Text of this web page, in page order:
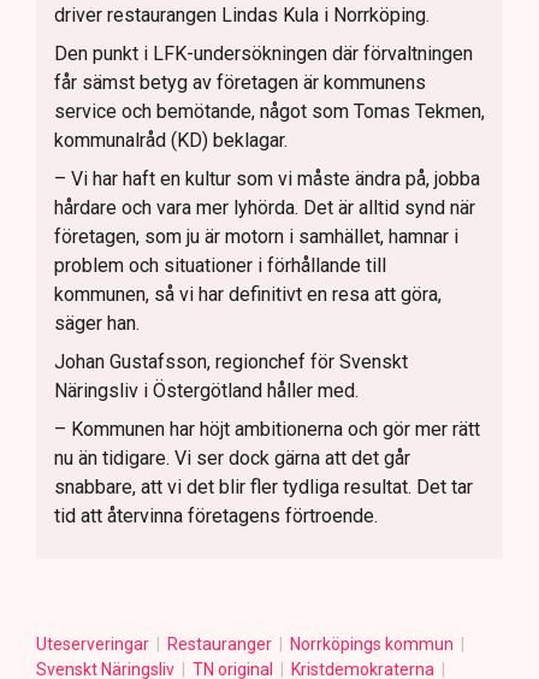
driver restaurangen Lindas Kula i Norrköping.
Den punkt i LFK-undersökningen där förvaltningen
får sämst betyg av företagen är kommunens
service och bemötande, något som Tomas Tekmen,
kommunalråd (KD) beklagar.
– Vi har haft en kultur som vi måste ändra på, jobba
hårdare och vara mer lyhörda. Det är alltid synd när
företagen, som ju är motorn i samhället, hamnar i
problem och situationer i förhållande till
kommunen, så vi har definitivt en resa att göra,
säger han.
Johan Gustafsson, regionchef för Svenskt
Näringsliv i Östergötland håller med.
– Kommunen har höjt ambitionerna och gör mer rätt
nu än tidigare. Vi ser dock gärna att det går
snabbare, att vi det blir fler tydliga resultat. Det tar
tid att återvinna företagens förtroende.
Uteserveringar Restauranger
Norrköpings kommun
Svenskt Näringsliv
TN original
Kristdemokraterna